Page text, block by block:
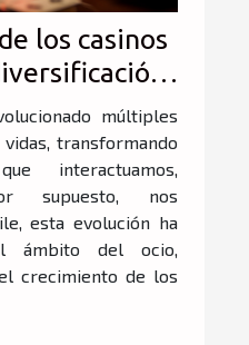
los casinos
en
múltiples
transformando
interactuamos,
supuesto, nos
esta evolución ha
ámbito del ocio,
crecimiento de los